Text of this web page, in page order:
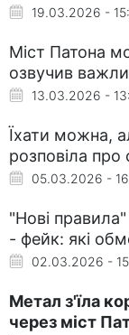
19.03.2026 -
Міст Патона
озвучив
13.03.2026 -
Їхати можна,
розповіла про
05.03.2026 -
"Нові
- фейк: які
02.03.2026 -
Метал з'їла
через міст